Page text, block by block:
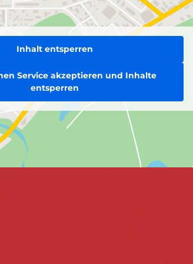
Inhalt entsperren
Service akzeptieren und Inhalte
entsperren